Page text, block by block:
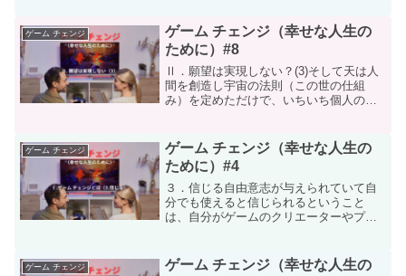
なものです。天のデータがこの世では科
学の言うエネルギーで...
ゲーム チェンジ
ゲーム チェンジ（幸せな人生の
ために）#8
Ⅱ．願望は実現しない？(3)そして天は人
間を創造し宇宙の法則（この世の仕組
み）を定めただけで、いちいち個人の願
それを使って自由に勝手にできるように
したからです。天は宇宙...
ゲーム チェンジ
ゲーム チェンジ（幸せな人生の
ために）#4
３．信じる自由意志が与えられていて自
分でも使えると信じられるということ
は、自分がゲームのクリエーターやプロ
ことができると言うことです。人間は自
ゲーム チェンジ
ゲーム チェンジ（幸せな人生の